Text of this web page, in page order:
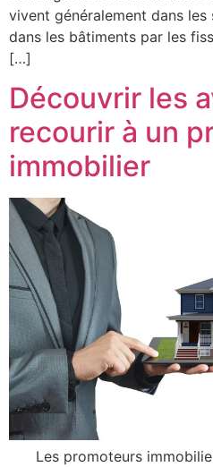
vivent généralement dans
dans les bâtiments par les
[…]
Découvrir les
recourir à un
immobilier
Les promoteurs